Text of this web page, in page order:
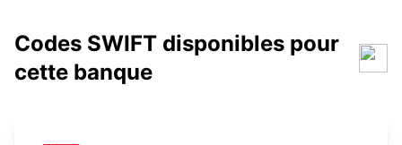
Codes SWIFT disponibles pour
cette banque